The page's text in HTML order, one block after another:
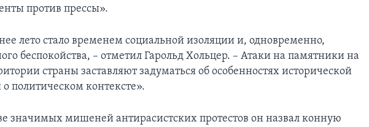
против прессы».
лето стало временем социальной изоляции и, одновременно,
беспокойства, – отметил Гарольд Хольцер. – Атаки на памятники на
страны заставляют задуматься об особенностях исторической
политическом контексте».
значимых мишеней антирасистских протестов он назвал конную